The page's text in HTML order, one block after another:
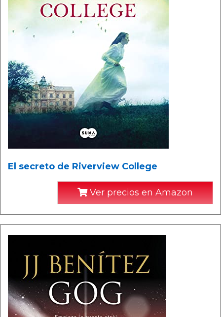
El secreto de Riverview College
Ver precios en Amazon